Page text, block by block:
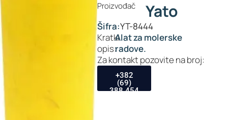
Proizvođač Yato
Šifra:YT-8444
Kratki
opis:
Alat za molerske
radove.
Za kontakt pozovite na broj:
+382
(69)
388 454